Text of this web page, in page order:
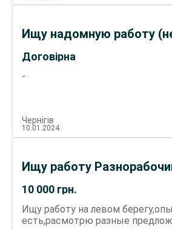
Договірна
Ищу надомную работу
-
Чернігів
10.01.2024
10 000 грн.
Ищу работу
Ищу работу на левом
есть,расмотрю разные